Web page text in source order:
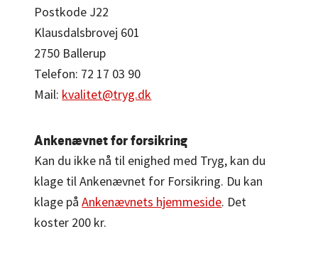
Postkode J22
Klausdalsbrovej 601
2750 Ballerup
Telefon: 72 17 03 90
Mail: kvalitet@tryg.dk
Ankenævnet for forsikring
Kan du ikke nå til enighed med Tryg, kan du
klage til Ankenævnet for Forsikring. Du kan
klage påAnkenævnets hjemmeside. Det
koster 200 kr.